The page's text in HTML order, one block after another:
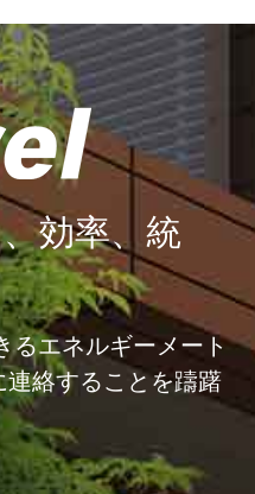
効率、統
るエネルギーメート
絡することを躊躇